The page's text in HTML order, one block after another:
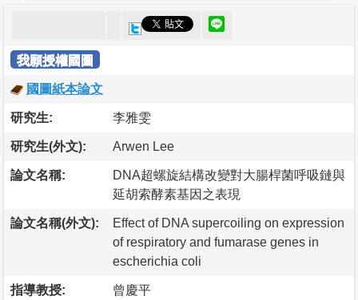
我願授權國圖
國圖紙本論文
研究生: 李雅雯
研究生(外文): Arwen Lee
論文名稱:
DNA超螺旋結構改變對大腸桿菌呼吸鏈與
延胡索酵素基因之表現
論文名稱(外文):
Effect of DNA supercoiling on expression
of respiratory and fumarase genes in
escherichia coli
指導教授: 曾慶平